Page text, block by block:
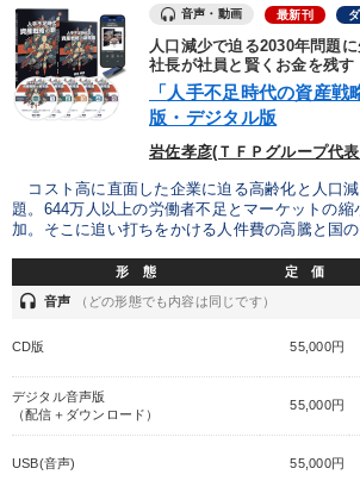
音声・動画 最新刊
人口減少で迫る2030年問題
社長が社員と賢くお金を残す
「人手不足時代の資産
版・デジタル版
岩佐孝彦(ＴＦＰグループ代
コスト高に直面した企業に迫る高齢化と人口
題。644万人以上の労働者不足とマーケットの
加。そこに追い打ちをかける人件費の高騰と国
形 態 定 価
headset 音声 （どの形態でも内容は同じです）
CD版 55,000円
デジタル音声版
（配信＋ダウンロード）
55,000円
USB(音声) 55,000円